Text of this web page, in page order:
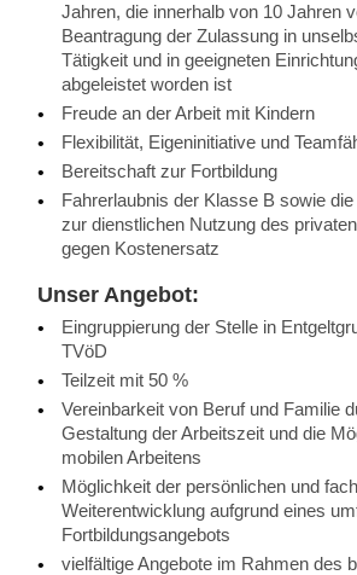
Jahren, die innerhalb von 10 Jahren
Beantragung der Zulassung in
Tätigkeit und in geeigneten
abgeleistet worden ist
Freude an der Arbeit mit Kindern
Flexibilität, Eigeninitiative und
Bereitschaft zur Fortbildung
Fahrerlaubnis der Klasse B sowie
zur dienstlichen Nutzung des
gegen Kostenersatz
Unser Angebot:
Eingruppierung der Stelle in
TVöD
Teilzeit mit 50 %
Vereinbarkeit von Beruf und Familie
Gestaltung der Arbeitszeit und die
mobilen Arbeitens
Möglichkeit der persönlichen und
Weiterentwicklung aufgrund eines
Fortbildungsangebots
vielfältige Angebote im Rahmen des